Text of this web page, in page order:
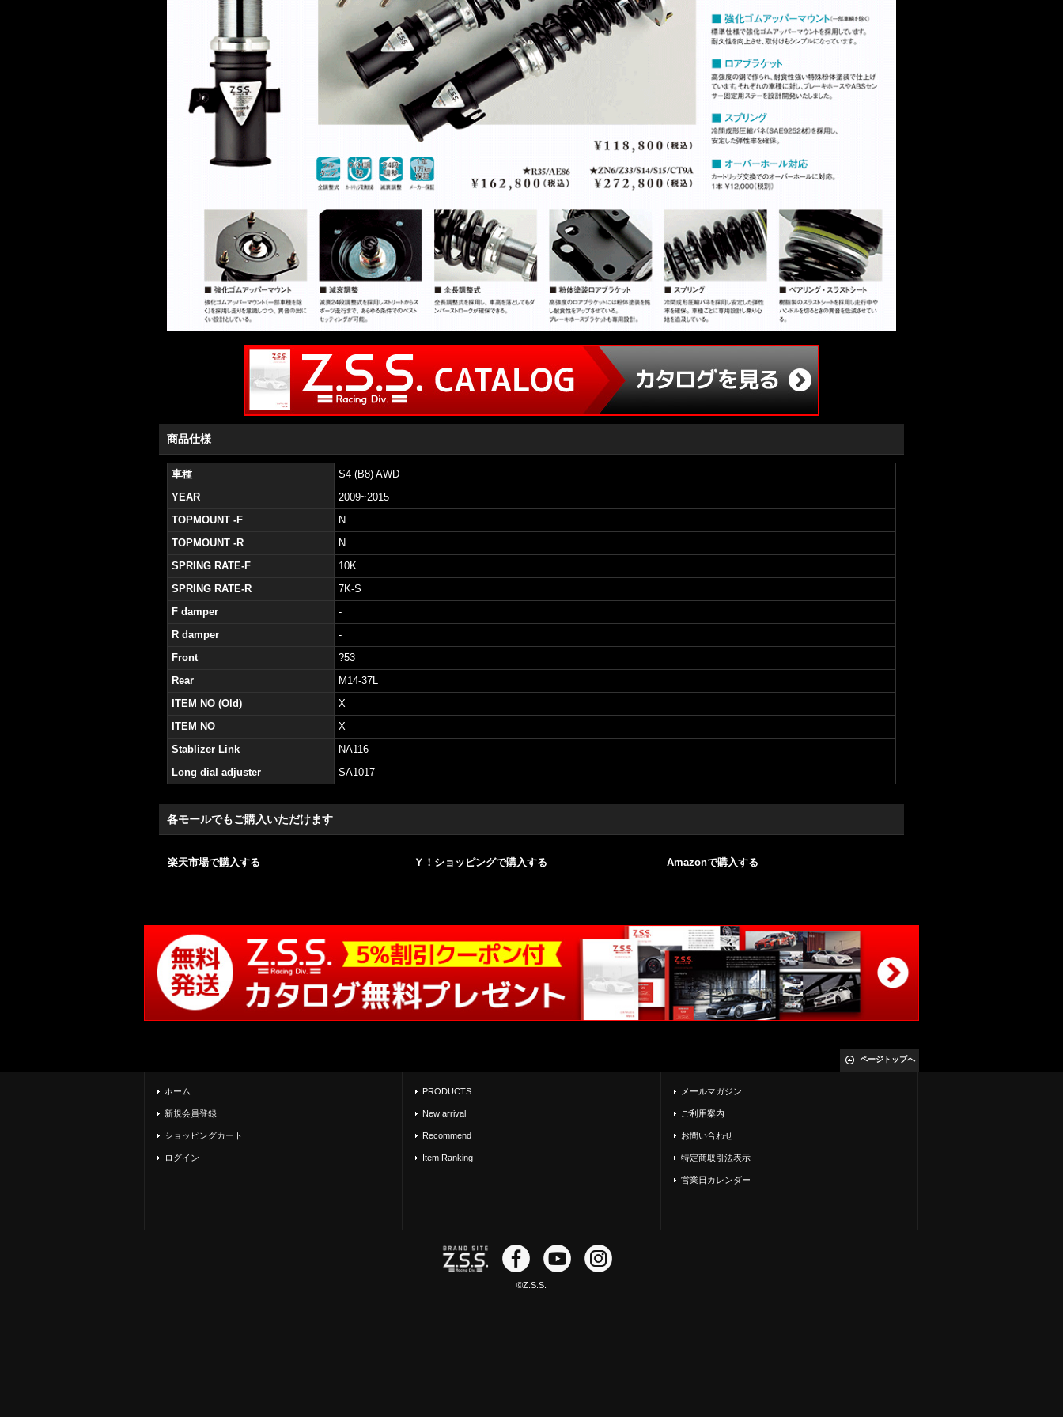
商品仕様
車種
S4 (B8) AWD
YEAR
2009~2015
TOPMOUNT -F
N
TOPMOUNT -R
N
SPRING RATE-F
10K
SPRING RATE-R
7K-S
F damper
-
R damper
-
Front
?53
Rear
M14-37L
ITEM NO (Old)
X
ITEM NO
X
Stablizer Link
NA116
Long dial adjuster
SA1017
各モールでもご購入いただけます
楽天市場で購入する Ｙ！ショッピングで購入する Amazonで購入する
ページトップへ
ホーム
新規会員登録
ショッピングカート
ログイン
PRODUCTS
New arrival
Recommend
Item Ranking
メールマガジン
ご利用案内
お問い合わせ
特定商取引法表示
営業日カレンダー
©Z.S.S.